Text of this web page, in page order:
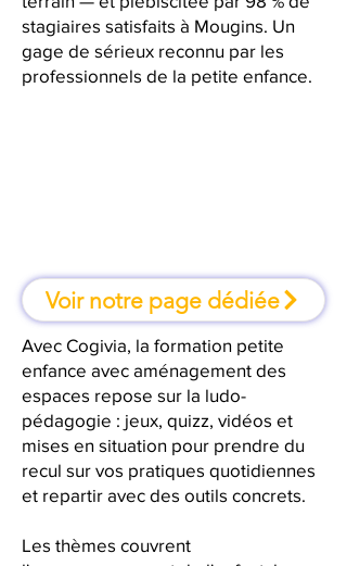
stagiaires satisfaits à Mougins. Un
gage de sérieux reconnu par les
professionnels de la petite enfance.
Voir notre page dédiée
Avec Cogivia, la formation petite
enfance avec aménagement des
espaces repose sur la ludo-
pédagogie : jeux, quizz, vidéos et
mises en situation pour prendre du
recul sur vos pratiques quotidiennes
et repartir avec des outils concrets.
Les thèmes couvrent